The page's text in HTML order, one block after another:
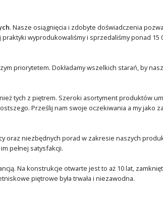
. Nasze osiągnięcia i zdobyte doświadczenia
wyprodukowaliśmy i sprzedaliśmy ponad 15
priorytetem. Dokładamy wszelkich starań, by
tych z piętrem. Szeroki asortyment produktów
Prześlij nam swoje oczekiwania a my jako
oraz niezbędnych porad w zakresie naszych
pełnej satysfakcji.
Na konstrukcje otwarte jest to aż 10 lat,
piętrowe była trwała i niezawodna.